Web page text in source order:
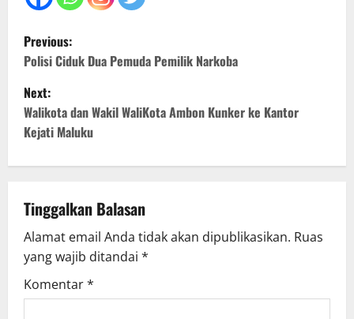
P
o
s
t
n
a
v
i
g
Previous:
Polisi Ciduk Dua Pemuda Pemilik Narkoba
Next:
Walikota dan Wakil WaliKota Ambon Kunker ke Kantor
Kejati Maluku
Tinggalkan Balasan
Alamat email Anda tidak akan dipublikasikan. Ruas
yang wajib ditandai *
Komentar*